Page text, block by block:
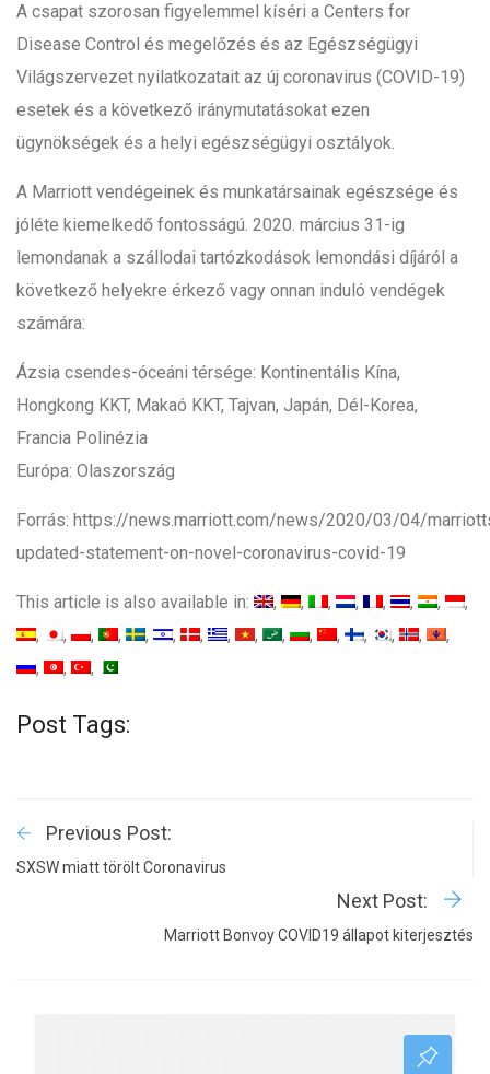
A csapat szorosan figyelemmel kíséri a Centers for
Disease Control és megelőzés és az Egészségügyi
Világszervezet nyilatkozatait az új coronavirus (COVID-19)
esetek és a következő iránymutatásokat ezen
ügynökségek és a helyi egészségügyi osztályok.
A Marriott vendégeinek és munkatársainak egészsége és
jóléte kiemelkedő fontosságú. 2020. március 31-ig
lemondanak a szállodai tartózkodások lemondási díjáról a
következő helyekre érkező vagy onnan induló vendégek
számára:
Ázsia csendes-óceáni térsége: Kontinentális Kína,
Hongkong KKT, Makaó KKT, Tajvan, Japán, Dél-Korea,
Francia Polinézia
Európa: Olaszország
Forrás: https://news.marriott.com/news/2020/03/04/
updated-statement-on-novel-coronavirus-covid-19
This article is also available in:
Post Tags:
Previous Post:
SXSW miatt törölt Coronavirus
Next Post:
Marriott Bonvoy COVID19 állapot kiterjesztés